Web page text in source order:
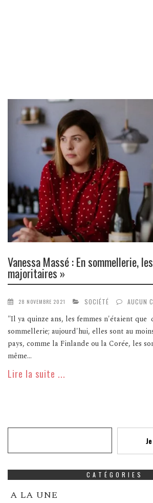
Vanessa Massé : En sommellerie,
majoritaires »
28 NOVEMBRE 2021 SOCIÉTÉ AUCUN
"Il ya quinze ans, les femmes n'étaient que
sommellerie; aujourd'hui, elles sont au
pays, comme la Finlande ou la Corée, les
même...
Lire la suite ...
CATÉGORIES
A LA UNE